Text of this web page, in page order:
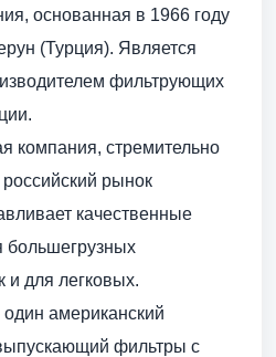
основанная в 1966 году
(Турция). Является
фильтрующих
компания, стремительно
рынок
качественные
большегрузных
и для легковых.
американский
фильтры с